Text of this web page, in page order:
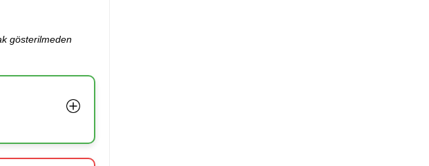
gösterilmeden